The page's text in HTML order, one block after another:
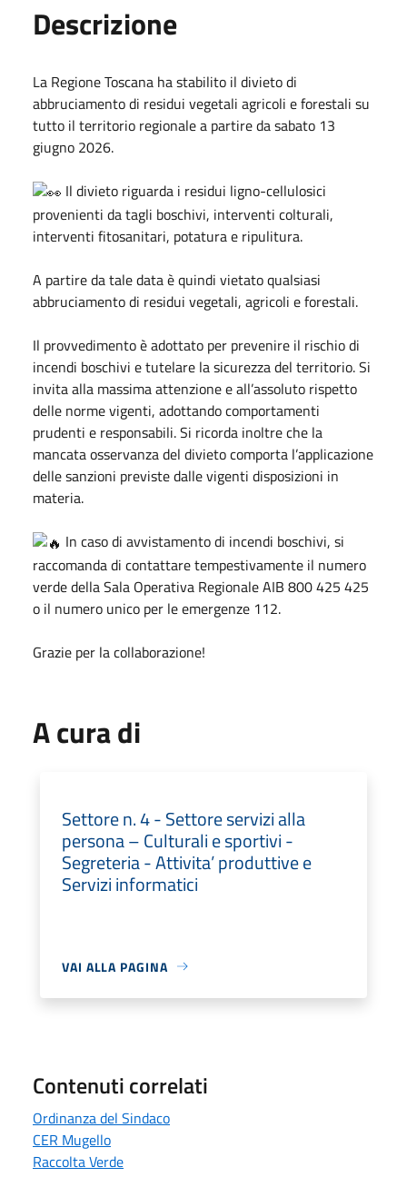
Descrizione
La Regione Toscana ha stabilito il divieto di
abbruciamento di residui vegetali agricoli e forestali su
tutto il territorio regionale a partire da sabato 13
giugno 2026.
Il divieto riguarda i residui ligno-cellulosici
provenienti da tagli boschivi, interventi colturali,
interventi fitosanitari, potatura e ripulitura.
A partire da tale data è quindi vietato qualsiasi
abbruciamento di residui vegetali, agricoli e forestali.
Il provvedimento è adottato per prevenire il rischio di
incendi boschivi e tutelare la sicurezza del territorio. Si
invita alla massima attenzione e all’assoluto rispetto
delle norme vigenti, adottando comportamenti
prudenti e responsabili. Si ricorda inoltre che la
mancata osservanza del divieto comporta l’applicazione
delle sanzioni previste dalle vigenti disposizioni in
materia.
In caso di avvistamento di incendi boschivi, si
raccomanda di contattare tempestivamente il numero
verde della Sala Operativa Regionale AIB 800 425 425
o il numero unico per le emergenze 112.
Grazie per la collaborazione!
A cura di
Settore n. 4 - Settore servizi alla
persona – Culturali e sportivi -
Segreteria - Attivita’ produttive e
Servizi informatici
VAI ALLA PAGINA
Contenuti correlati
Ordinanza del Sindaco
CER Mugello
Raccolta Verde